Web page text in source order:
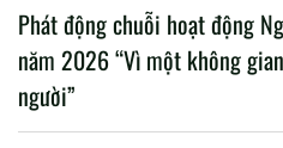
Phát động chuỗi hoạt động
năm 2026 “Vì một không
người”